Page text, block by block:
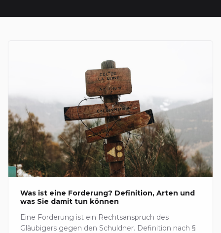
Was ist eine Forderung? Definition, Arten und
was Sie damit tun können
Eine Forderung ist ein Rechtsanspruch des
Gläubigers gegen den Schuldner. Definition nach §